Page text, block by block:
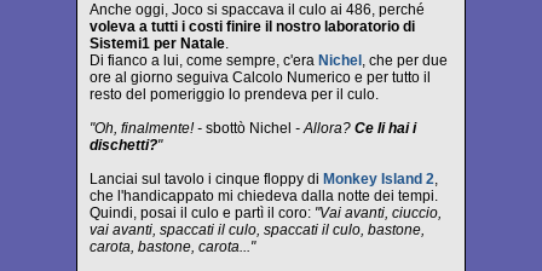
Anche oggi, Joco si spaccava il culo ai 486, perché
voleva a tutti i costi finire il nostro laboratorio di
Sistemi1 per Natale.
Di fianco a lui, come sempre, c'era Nichel , che per due
ore al giorno seguiva Calcolo Numerico e per tutto il
resto del pomeriggio lo prendeva per il culo.
"Oh, finalmente! - sbottò Nichel - Allora? Ce li hai i
dischetti?"
Lanciai sul tavolo i cinque floppy di Monkey Island 2,
che l'handicappato mi chiedeva dalla notte dei tempi.
Quindi, posai il culo e partì il coro: "Vai avanti, ciuccio,
vai avanti, spaccati il culo, spaccati il culo, bastone,
carota, bastone, carota..."